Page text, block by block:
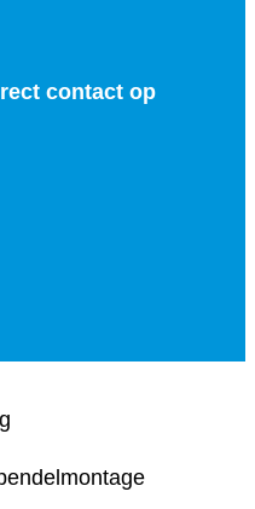
contact op